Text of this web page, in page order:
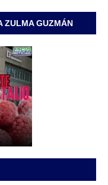
ZULMA GUZMÁN